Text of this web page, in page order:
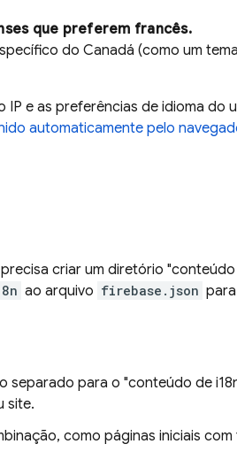
que preferem francês.
do Canadá (como um
e as preferências de idioma do
automaticamente pelo
criar um diretório "conteúdo
ao arquivo firebase.json
separado para o "conteúdo de
site.
como páginas iniciais com